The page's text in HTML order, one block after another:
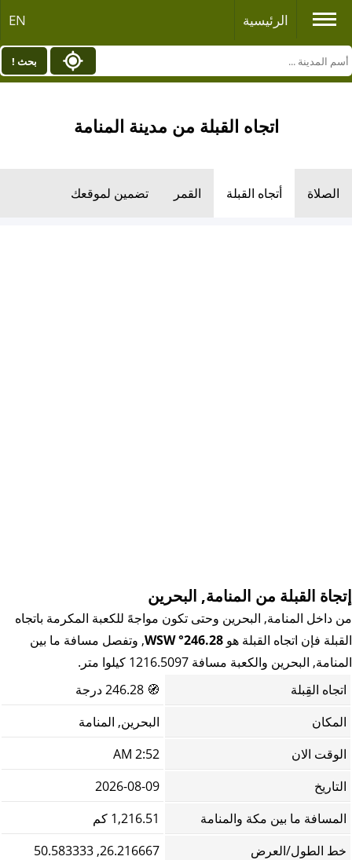
الرئيسية EN
بحث !
اتجاه القبلة من مدينة المنامة
الصلاة أتجاه القبلة القمر تضمين لموقعك
إتجاة القبلة من المنامة, البحرين
من داخل المنامة, البحرين وحتى تكون مواجهً للكعبة المكرمة باتجاه
القبلة فإن اتجاه القبلة هو 246.28° WSW
, وتفصل مسافة ما بين
المنامة, البحرين والكعبة مسافة 1216.5097 كيلوا متر.
اتجاه القِبلة
🧭
المكان
البحرين, المنامة
الوقت الان
2:52 AM
التاريخ
2026-08-09
المسافة ما بين مكة والمنامة
1,216.51 كم
خط الطول/العرض
26.216667, 50.583333